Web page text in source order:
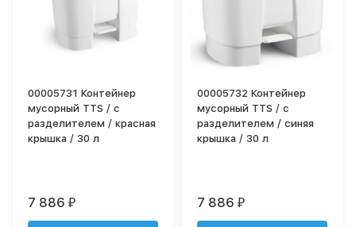
00005731 Контейнер
мусорный TTS / с
разделителем / красная
крышка / 30 л
7 886₽
00005732 Контейнер
мусорный TTS / с
разделителем / синяя
крышка / 30 л
7 886₽